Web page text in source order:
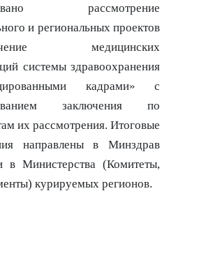
рассмотрение
и региональных проектов
медицинских
системы здравоохранения
кадрами» с
заключения по
их рассмотрения. Итоговые
направлены в Минздрав
в Министерства (Комитеты,
курируемых регионов.